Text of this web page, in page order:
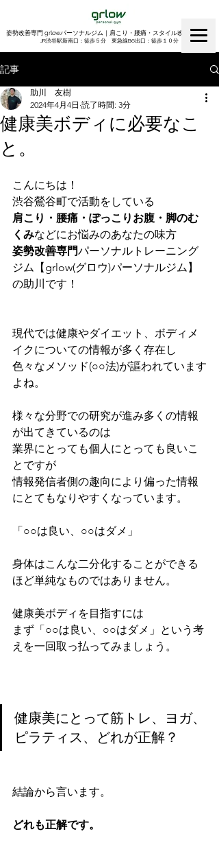
姿勢改善専門 grlowパーソナルジム｜肩こり・腰痛・スタイル改善｜渋谷
​JR渋谷駅新南口：徒歩５分 東急線B6出口：徒歩１０分
記事
健康美ボディに必要なこ
と。
助川 友樹
2024年4月4日 読了時間: 3分
こんにちは！
渋谷鶯谷町で活動をしている
肩こり・腰痛・ぽっこりお腹・脚のむ
くみなどにお悩みのあなたの味方
姿勢改善専門パーソナルトレーニング
ジム【grlow(グロウ)パーソナルジム】
の助川です！
現代では健康やダイエット、ボディメ
イクについての情報が多く存在し
色々なメソッド(○○法)が謳われています
よね。
様々な分野での研究が進み多くの情報
が出てきているのは
業界にとっても個人にとっても良いこ
とですが
情報発信者側の趣向により偏った情報
にとてもなりやすくなっています。
「○○は良い、○○はダメ」
身体はこんな二分化することができる
ほど単純なものではありません。
健康美ボディを目指すには
まず「○○は良い、○○はダメ」という考
えを一回取っ払ってみましょう。
健康美にとって筋トレ、ヨガ、
ピラティス、どれが正解？
結論から言います。
どれも正解です。